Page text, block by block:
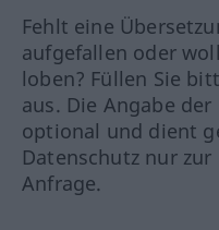
Fehlt eine
aufgefallen oder
loben? Füllen Sie
aus. Die Angabe
optional und dient
Datenschutz nur
Anfrage.